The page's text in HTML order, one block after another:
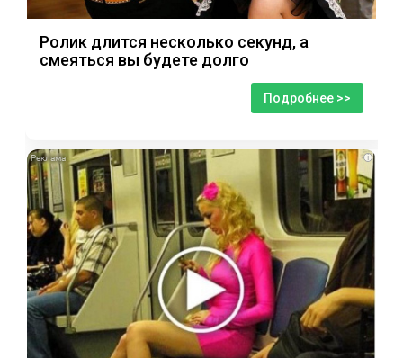
Ролик длится несколько секунд, а
смеяться вы будете долго
Подробнее >>
i